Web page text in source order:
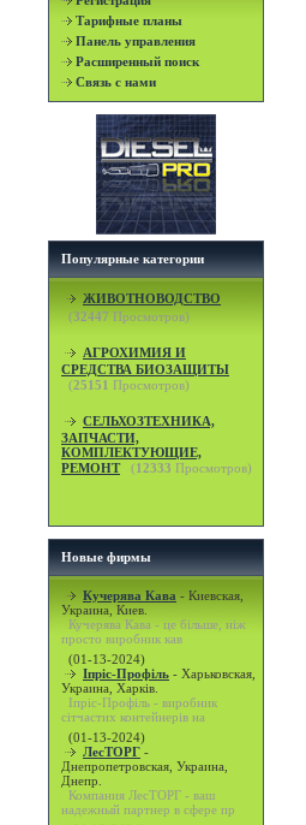
Тарифные планы
Панель управления
Расширенный поиск
Связь с нами
Популярные категории
ЖИВОТНОВОДСТВО
(32447 Просмотров)
АГРОХИМИЯ И
СРЕДСТВА БИОЗАЩИТЫ
(25151 Просмотров)
СЕЛЬХОЗТЕХНИКА,
ЗАПЧАСТИ,
КОМПЛЕКТУЮЩИЕ,
РЕМОНТ
(12333 Просмотров)
Новые фирмы
Кучерява Кава - Киевская,
Украина, Киев.
Кучерява Кава - це більше, ніж
просто виробник кав
(01-13-2024)
Іпріс-Профіль - Харьковская,
Украина, Харків.
Іпріс-Профіль - виробник
сітчастих контейнерів на
(01-13-2024)
ЛесТОРГ -
Днепропетровская, Украина,
Днепр.
Компания ЛесТОРГ - ваш
надежный партнер в сфере пр